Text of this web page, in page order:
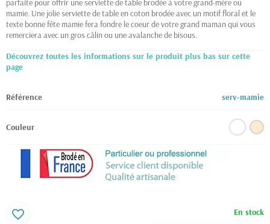
parfaite pour offrir une serviette de table brodée à votre grand-mère ou
mamie. Une jolie serviette de table en coton brodée avec un motif floral et le
texte bonne fête mamie fera fondre le coeur de votre grand maman qui vous
remerciera avec un gros câlin ou une avalanche de bisous.
Découvrez toutes les informations sur le produit plus bas sur cette
page
Référence serv-mamie
Couleur
En stock
favorite_border